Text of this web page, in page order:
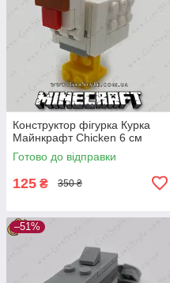
Конструктор фігурка Курка
Майнкрафт Chicken 6 см
Готово до відправки
125 ₴ 350 ₴
–51%